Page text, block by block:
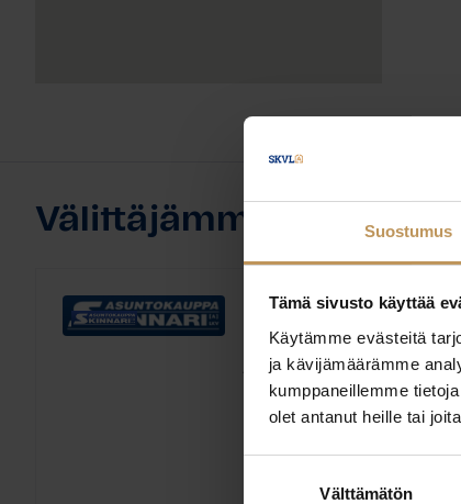
Suostumus
Tämä sivusto käyttää
Käytämme evästeitä
ja kävijämäärämme
kumppaneillemme
olet antanut heille tai
Välttämätön
Välittäjämme
Mikko Skinnari
Asuntokauppa Skinnari
LKV
kiinteistönvälittäjä,
Englanti, Suomi